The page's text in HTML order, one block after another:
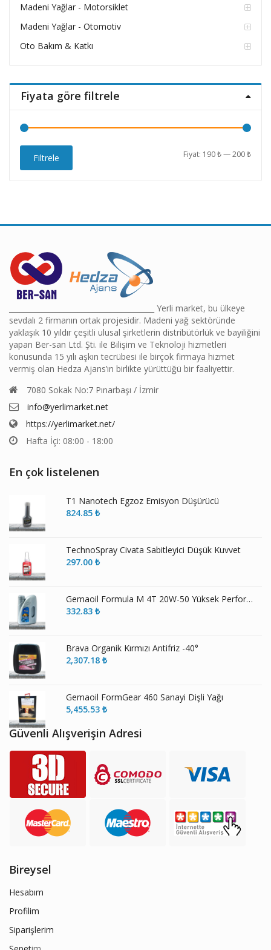
Madeni Yağlar - Motorsiklet
Madeni Yağlar - Otomotiv
Oto Bakım & Katkı
Fiyata göre filtrele
En
En
Filtrele Fiyat: 190 ₺—200 ₺
________________________________________ Yerli market, bu ülkeye
sevdalı 2 firmanın ortak projesidir. Madeni yağ sektöründe
yaklaşık 10 yıldır çeşitli ulusal şirketlerin distribütörlük ve bayiliğini
yapan Ber-san Ltd. Şti. ile Bilişim ve Teknoloji hizmetleri
konusunda 15 yılı aşkın tecrübesi ile birçok firmaya hizmet
vermiş olan Hedza Ajans’ın birlikte yürüttüğü bir faaliyettir.
7080 Sokak No:7 Pınarbaşı / İzmir
info@yerlimarket.net
https://yerlimarket.net/
Hafta İçi: 08:00 - 18:00
En çok listelenen
T1 Nanotech Egzoz Emisyon Düşürücü
824.85 ₺
TechnoSpray Civata Sabitleyici Düşük Kuvvet
297.00 ₺
Gemaoil Formula M 4T 20W-50 Yüksek Performans Motosiklet Yağı
332.83 ₺
Brava Organik Kırmızı Antifriz -40°
2,307.18 ₺
Gemaoil FormGear 460 Sanayi Dişli Yağı
5,455.53 ₺
Güvenli Alışverişin Adresi
Bireysel
Hesabım
Profilim
Siparişlerim